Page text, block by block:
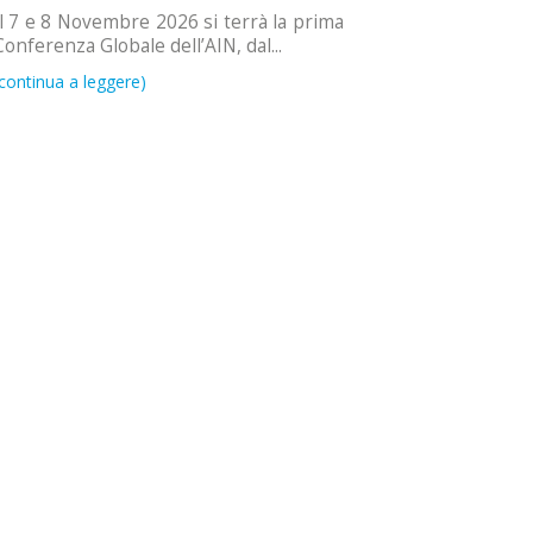
7 e 8 Novembre 2026 si terrà la prima
Globale dell’AIN, dal...